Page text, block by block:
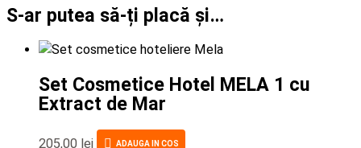
S-ar putea să-ți placă și…
Set Cosmetice Hotel MELA 1 cu
Extract de Mar
205,00 lei ADAUGA IN COS